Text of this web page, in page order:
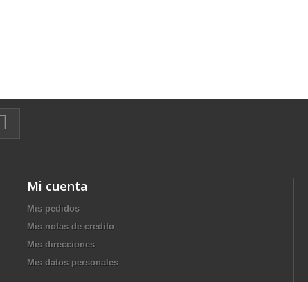
Mi cuenta
Mis pedidos
Mis notas de credito
Mis direcciones
Mis datos personales